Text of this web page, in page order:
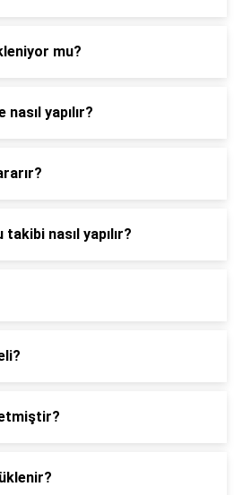
mu?
yapılır?
nasıl yapılır?